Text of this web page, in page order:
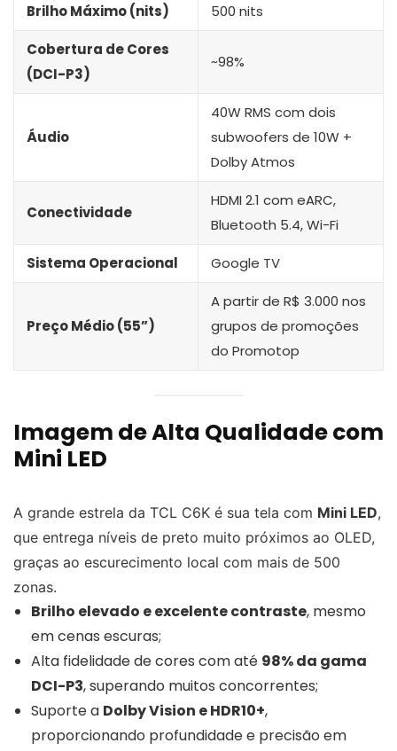
Brilho Máximo (nits) 500 nits
Cobertura de Cores
(DCI-P3)
~98%
Áudio
40W RMS com dois
subwoofers de 10W +
Dolby Atmos
Conectividade
HDMI 2.1 com eARC,
Bluetooth 5.4, Wi-Fi
Sistema Operacional Google TV
Preço Médio (55”)
A partir de R$ 3.000 nos
grupos de promoções
do Promotop
Imagem de Alta Qualidade com
Mini LED
A grande estrela da TCL C6K é sua tela com Mini LED,
que entrega níveis de preto muito próximos ao OLED,
graças ao escurecimento local com mais de 500
zonas.
Brilho elevado e excelente contraste, mesmo
em cenas escuras;
Alta fidelidade de cores com até 98% da gama
DCI-P3, superando muitos concorrentes;
Suporte a Dolby Vision e HDR10+,
proporcionando profundidade e precisão em